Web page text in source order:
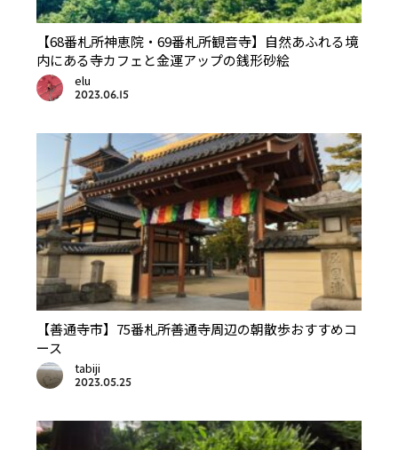
【68番札所神恵院・69番札所観音寺】自然あふれる境
内にある寺カフェと金運アップの銭形砂絵
elu
2023.06.15
【善通寺市】75番札所善通寺周辺の朝散歩おすすめコ
ース
tabiji
2023.05.25